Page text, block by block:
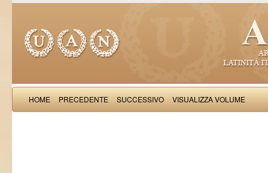
HOME PRECEDENTE SUCCESSIVO VISUALIZZA VOLUME